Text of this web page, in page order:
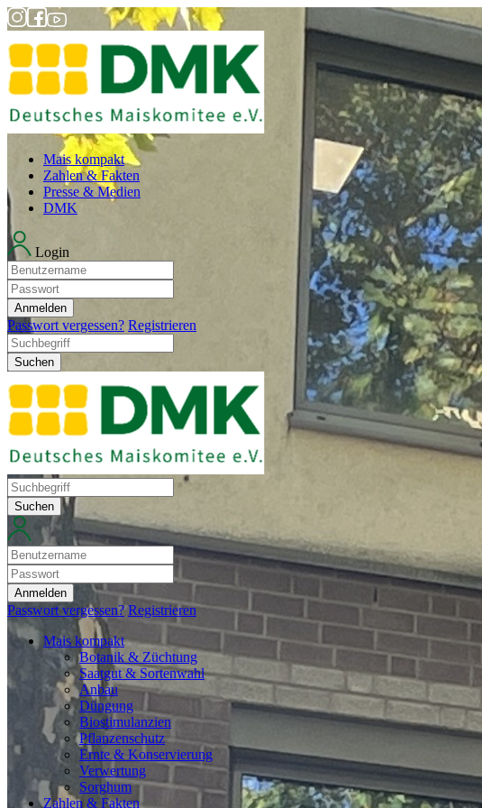
Mais kompakt
Zahlen & Fakten
Presse & Medien
DMK
Login
Anmelden
Passwort vergessen? Registrieren
Suchen
Suchen
Anmelden
Passwort vergessen? Registrieren
Mais kompakt
Botanik & Züchtung
Saatgut & Sortenwahl
Anbau
Düngung
Biostimulanzien
Pflanzenschutz
Ernte & Konservierung
Verwertung
Sorghum
Zahlen & Fakten